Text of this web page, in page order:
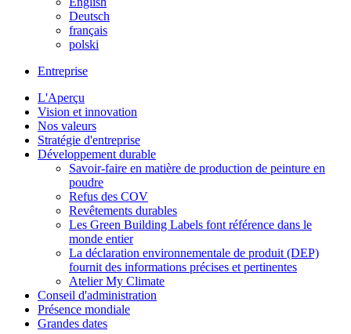
Deutsch
français
polski
Entreprise
L'Aperçu
Vision et innovation
Nos valeurs
Stratégie d'entreprise
Développement durable
Savoir-faire en matière de production de peinture en
poudre
Refus des COV
Revêtements durables
Les Green Building Labels font référence dans le
monde entier
La déclaration environnementale de produit (DEP)
fournit des informations précises et pertinentes
Atelier My Climate
Conseil d'administration
Présence mondiale
Grandes dates